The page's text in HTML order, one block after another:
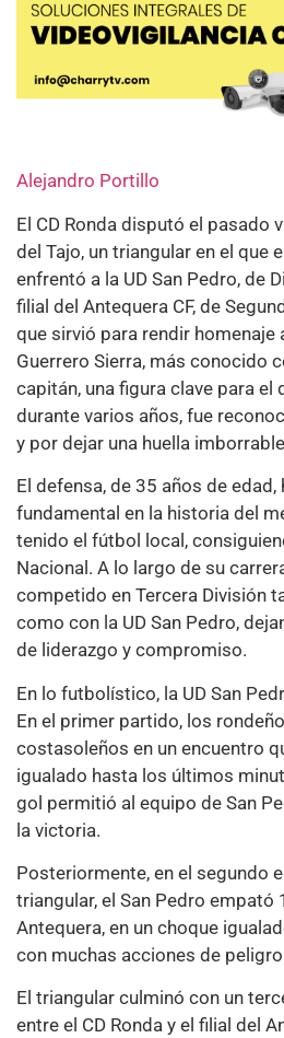
Alejandro Portillo
El CD Ronda disputó el pasado
del Tajo, un triangular en el que
enfrentó a la UD San Pedro, de
filial del Antequera CF, de
que sirvió para rendir homenaje
Guerrero Sierra, más conocido
capitán, una figura clave para el
durante varios años, fue
y por dejar una huella
El defensa, de 35 años de
fundamental en la historia del
tenido el fútbol local,
Nacional. A lo largo de su
competido en Tercera División
como con la UD San Pedro,
de liderazgo y compromiso.
En lo futbolístico, la UD San
En el primer partido, los
costasoleños en un encuentro
igualado hasta los últimos
gol permitió al equipo de San
la victoria.
Posteriormente, en el segundo
triangular, el San Pedro empató
Antequera, en un choque
con muchas acciones de
El triangular culminó con un
entre el CD Ronda y el filial del